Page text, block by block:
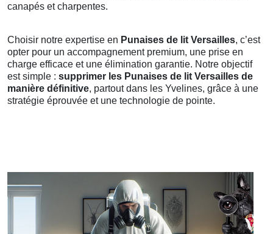
canapés et charpentes.
Choisir notre expertise en Punaises de lit Versailles, c’est
opter pour un accompagnement premium, une prise en
charge efficace et une élimination garantie. Notre objectif
est simple : supprimer les Punaises de lit Versailles de
manière définitive, partout dans les Yvelines, grâce à une
stratégie éprouvée et une technologie de pointe.